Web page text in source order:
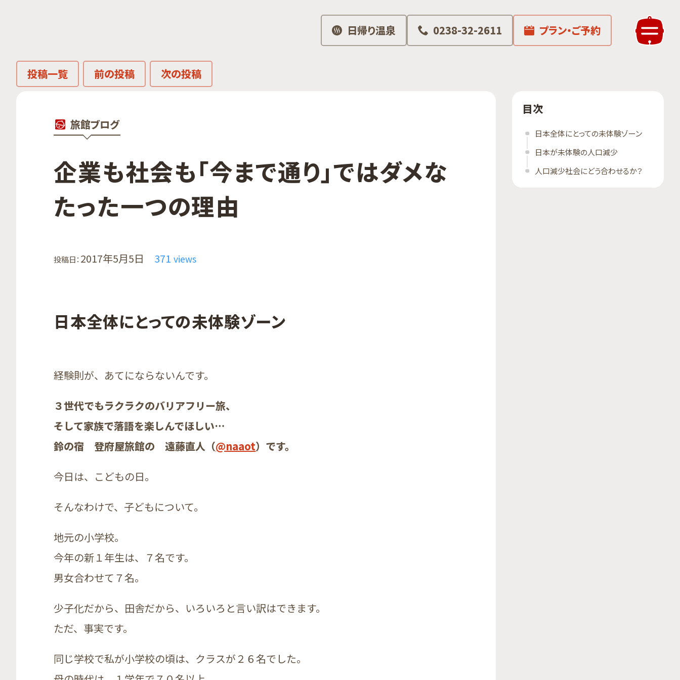
日帰り温泉 0238-32-2611 プラン・ご予約
投稿一覧 前の投稿 次の投稿
旅館ブログ
企業も​社会も​「今まで​通り」では​ダメな​
たった​一つの​理由
投稿日： 2017年5月5日 371 views
目次
日本全体にとっての未体験ゾーン
日本が未体験の人口減少
人口減少社会にどう合わせるか？
日本全体にとっての未体験ゾーン
経験則が、あてにならないんです。
３世代でもラクラクのバリアフリー旅、
そして家族で落語を楽しんでほしい…
鈴の宿 登府屋旅館の 遠藤直人（@naaot）です。
今日は、こどもの日。
そんなわけで、子どもについて。
地元の小学校。
今年の新１年生は、７名です。
男女合わせて７名。
少子化だから、田舎だから、いろいろと言い訳はできます。
ただ、事実です。
同じ学校で私が小学校の頃は、クラスが２６名でした。